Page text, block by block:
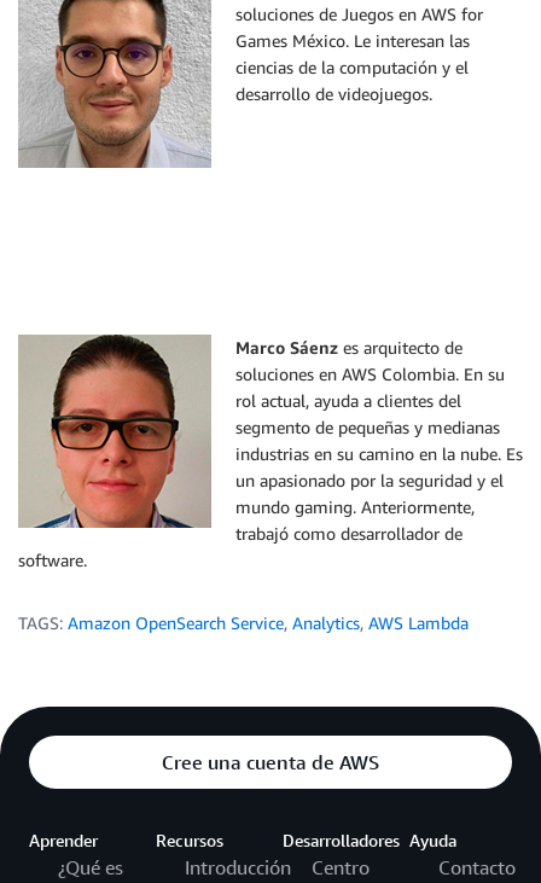
soluciones de Juegos en AWS for
Games México. Le interesan las
ciencias de la computación y el
desarrollo de videojuegos.
Marco Sáenz es arquitecto de
soluciones en AWS Colombia. En su
rol actual, ayuda a clientes del
segmento de pequeñas y medianas
industrias en su camino en la nube. Es
un apasionado por la seguridad y el
mundo gaming. Anteriormente,
trabajó como desarrollador de
software.
TAGS: Amazon OpenSearch Service, Analytics, AWS Lambda
Cree una cuenta de AWS
Aprender
¿Qué es
Recursos
Introducción
Desarrolladores
Centro
Ayuda
Contacto